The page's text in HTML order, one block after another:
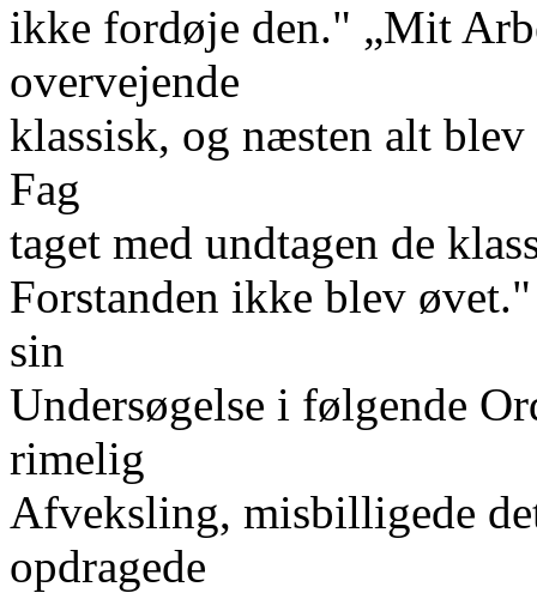
ikke fordøje den." „Mit
overvejende
klassisk, og næsten alt
Fag
taget med undtagen de
Forstanden ikke blev
sin
Undersøgelse i følgende
rimelig
Afveksling, misbilligede
opdragede